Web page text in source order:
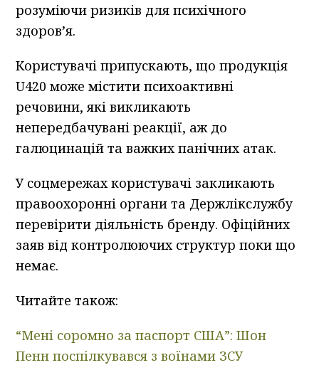
розуміючи ризиків для психічного
здоров’я.
Користувачі припускають, що продукція
U420 може містити психоактивні
речовини, які викликають
непередбачувані реакції, аж до
галюцинацій та важких панічних атак.
У соцмережах користувачі закликають
правоохоронні органи та Держлікслужбу
перевірити діяльність бренду. Офіційних
заяв від контролюючих структур поки що
немає.
Читайте також:
“Мені соромно за паспорт США”: Шон
Пенн поспілкувався з воїнами ЗСУ